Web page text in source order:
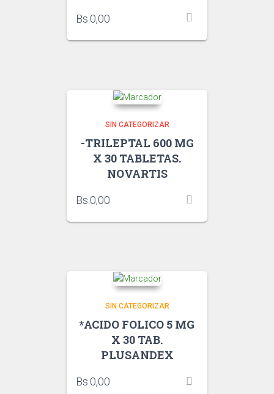
Bs. 0,00
SIN CATEGORIZAR
-TRILEPTAL 600 MG
X 30 TABLETAS.
NOVARTIS
Bs. 0,00
SIN CATEGORIZAR
*ACIDO FOLICO 5 MG
X 30 TAB.
PLUSANDEX
Bs. 0,00